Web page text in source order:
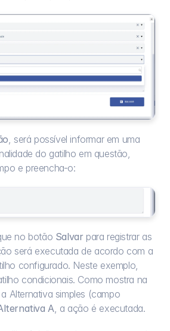
, será possível informar em uma
do gatilho em questão,
e preencha-o:
no botão Salvar para registrar as
será executada de acordo com a
configurado. Neste exemplo,
condicionais. Como mostra na
Alternativa simples (campo
A, a ação é executada.